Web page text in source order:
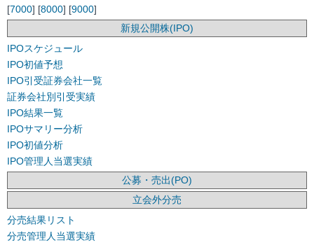
[7000] [8000] [9000]
新規公開株(IPO)
IPOスケジュール
IPO初値予想
IPO引受証券会社一覧
証券会社別引受実績
IPO結果一覧
IPOサマリー分析
IPO初値分析
IPO管理人当選実績
公募・売出(PO)
立会外分売
分売結果リスト
分売管理人当選実績